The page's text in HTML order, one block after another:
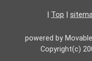
Top
powered by
Copyright(c)